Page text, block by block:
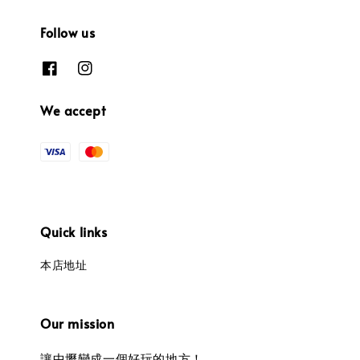
Follow us
We accept
Quick links
本店地址
Our mission